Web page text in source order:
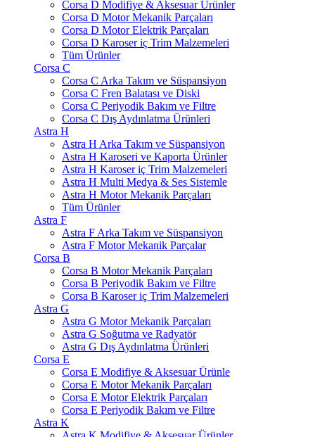
Corsa D Modifiye & Aksesuar Ürünler
Corsa D Motor Mekanik Parçaları
Corsa D Motor Elektrik Parçaları
Corsa D Karoser iç Trim Malzemeleri
Tüm Ürünler
Corsa C
Corsa C Arka Takım ve Süspansiyon
Corsa C Fren Balatası ve Diski
Corsa C Periyodik Bakım ve Filtre
Corsa C Dış Aydınlatma Ürünleri
Astra H
Astra H Arka Takım ve Süspansiyon
Astra H Karoseri ve Kaporta Ürünler
Astra H Karoser iç Trim Malzemeleri
Astra H Multi Medya & Ses Sistemle
Astra H Motor Mekanik Parçaları
Tüm Ürünler
Astra F
Astra F Arka Takım ve Süspansiyon
Astra F Motor Mekanik Parçalar
Corsa B
Corsa B Motor Mekanik Parçaları
Corsa B Periyodik Bakım ve Filtre
Corsa B Karoser iç Trim Malzemeleri
Astra G
Astra G Motor Mekanik Parçaları
Astra G Soğutma ve Radyatör
Astra G Dış Aydınlatma Ürünleri
Corsa E
Corsa E Modifiye & Aksesuar Ürünle
Corsa E Motor Mekanik Parçaları
Corsa E Motor Elektrik Parçaları
Corsa E Periyodik Bakım ve Filtre
Astra K